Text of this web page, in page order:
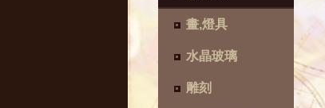
畫,燈具
水晶玻璃
雕刻